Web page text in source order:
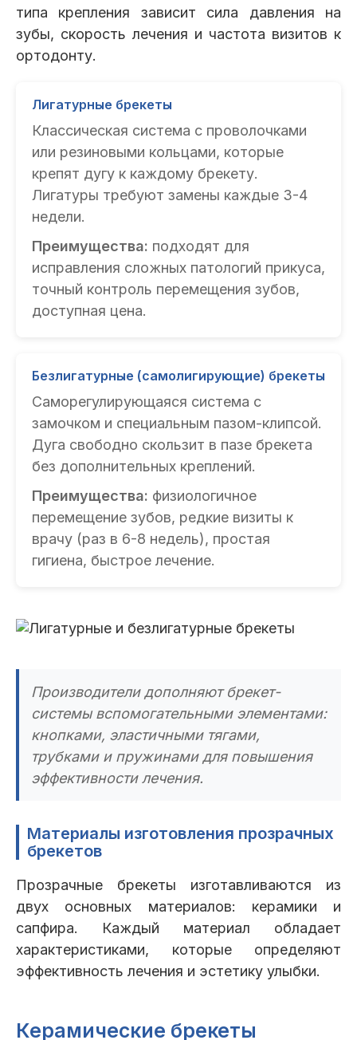
типа крепления зависит сила давления на
зубы, скорость лечения и частота визитов к
ортодонту.
Лигатурные брекеты
Классическая система с проволочками
или резиновыми кольцами, которые
крепят дугу к каждому брекету.
Лигатуры требуют замены каждые 3-4
недели.
Преимущества: подходят для
исправления сложных патологий прикуса,
точный контроль перемещения зубов,
доступная цена.
Безлигатурные (самолигирующие) брекеты
Саморегулирующаяся система с
замочком и специальным пазом-клипсой.
Дуга свободно скользит в пазе брекета
без дополнительных креплений.
Преимущества: физиологичное
перемещение зубов, редкие визиты к
врачу (раз в 6-8 недель), простая
гигиена, быстрое лечение.
Производители дополняют брекет-
системы вспомогательными элементами:
кнопками, эластичными тягами,
трубками и пружинами для повышения
эффективности лечения.
Материалы изготовления прозрачных
брекетов
Прозрачные брекеты изготавливаются из
двух основных материалов: керамики и
сапфира. Каждый материал обладает
характеристиками, которые определяют
эффективность лечения и эстетику улыбки.
Керамические брекеты